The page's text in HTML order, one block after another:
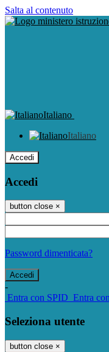
Salta al contenuto
Italiano
Italiano
Accedi
Accedi
button close ×
Password dimenticata?
-
Entra con SPID Entra
Seleziona utente
button close ×